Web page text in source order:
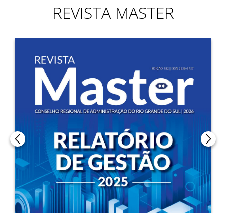
REVISTA MASTER